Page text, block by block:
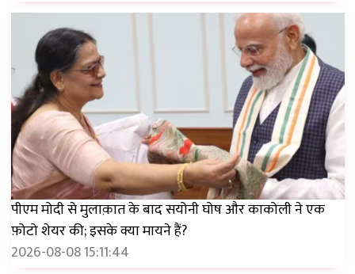
पीएम मोदी से मुलाक़ात के बाद सयोनी घोष और काकोली ने एक
फ़ोटो शेयर की; इसके क्या मायने हैं?
2026-08-08 15:11:44